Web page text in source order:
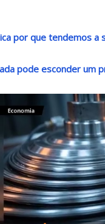
por que tendemos a
pode esconder um